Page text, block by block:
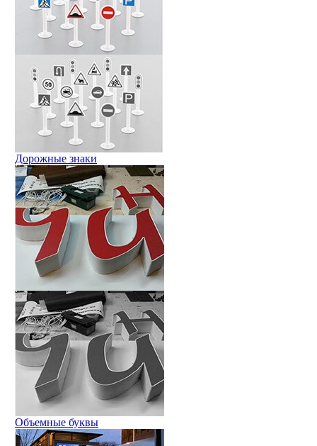
Дорожные знаки
Объемные буквы